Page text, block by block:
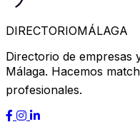
DIRECTORIOMÁLAGA
Directorio de empresas
Málaga. Hacemos
profesionales.